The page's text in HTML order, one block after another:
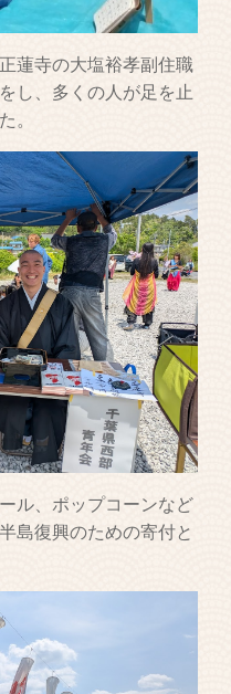
蓮寺の大塩裕孝副住職
し、多くの人が足を止
。
ル、ポップコーンなど
島復興のための寄付と